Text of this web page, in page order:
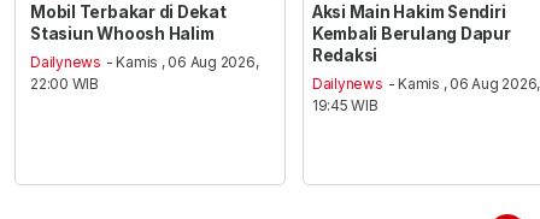
Mobil Terbakar di Dekat
Stasiun Whoosh Halim
Dailynews - Kamis , 06 Aug 2026,
22:00 WIB
Aksi Main Hakim Sendiri
Kembali Berulang Dapur
Redaksi
Dailynews - Kamis , 06 Aug 2026,
19:45 WIB